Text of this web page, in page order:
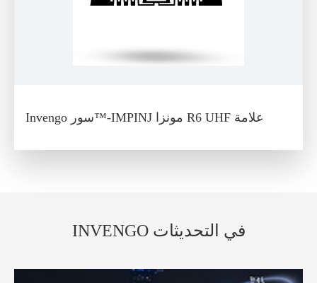
Invengo سور™-IMPINJ مونزا R6 UHF علامة
INVENGO في التحديثات